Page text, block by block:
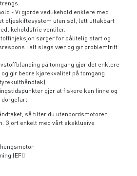
- Vi gjorde vedlikehold enklere med
oljeskiftesystem uten søl, lett uttakbart
ventiler.
sørger for pålitelig start og
i alt slags vær og gir problemfritt
på tomgang gjør det enklere
gir bedre kjørekvalitet på tomgang
gjør at fiskere kan finne og
dorgefart
så tilter du utenbordsmotoren
Gjort enkelt med vårt eksklusive
(EFI)